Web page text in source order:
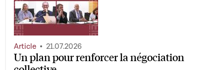
Un plan pour renforcer la négociation
Article 21.07.2026